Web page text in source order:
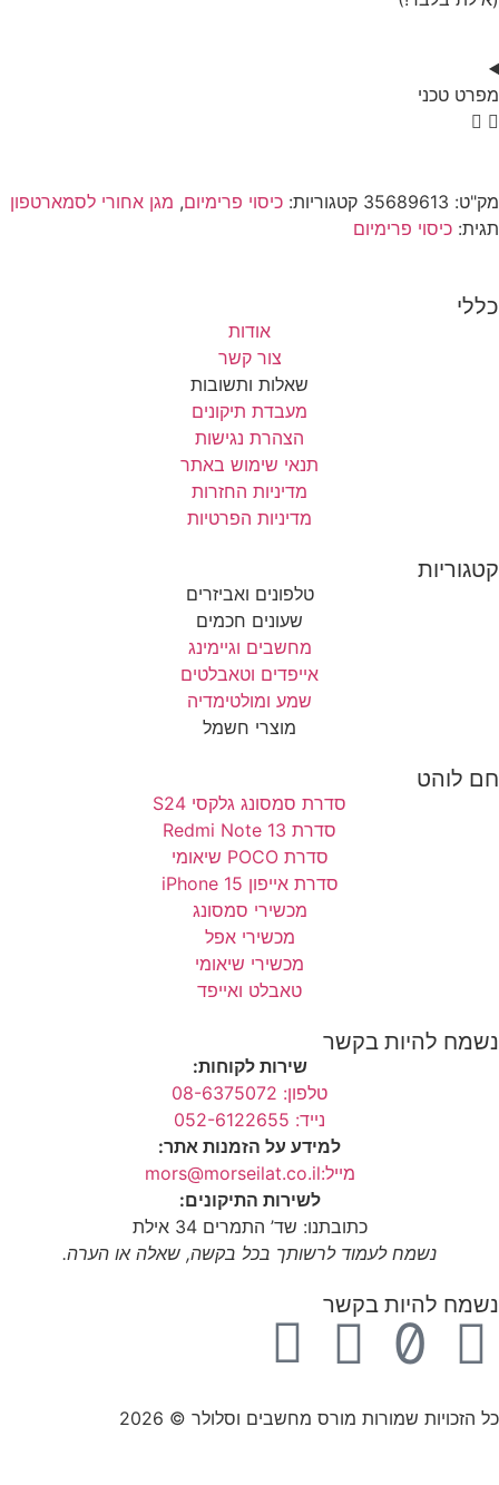
מפרט טכני
מק"ט: 35689613 קטגוריות: כיסוי פרימיום, מגן אחורי לסמארטפון
תגית: כיסוי פרימיום
כללי
אודות
צור קשר
שאלות ותשובות
מעבדת תיקונים
הצהרת נגישות
תנאי שימוש באתר
מדיניות החזרות
מדיניות הפרטיות
קטגוריות
טלפונים ואביזרים
שעונים חכמים
מחשבים וגיימינג
אייפדים וטאבלטים
שמע ומולטימדיה
מוצרי חשמל
חם לוהט
סדרת סמסונג גלקסי S24
סדרת Redmi Note 13
סדרת POCO שיאומי
סדרת אייפון 15 iPhone
מכשירי סמסונג
מכשירי אפל
מכשירי שיאומי
טאבלט ואייפד
נשמח להיות בקשר
שירות לקוחות:
טלפון: 08-6375072
נייד: 052-6122655
למידע על הזמנות אתר:
מייל:mors@morseilat.co.il
לשירות התיקונים:
כתובתנו: שד’ התמרים 34 אילת
נשמח לעמוד לרשותך בכל בקשה, שאלה או הערה.
נשמח להיות בקשר
כל הזכויות שמורות מורס מחשבים וסלולר © 2026